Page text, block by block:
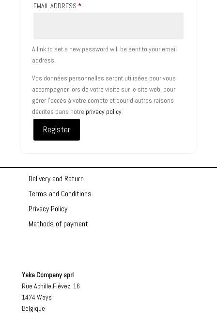
EMAIL ADDRESS *REQUIRED
A link to set a new password will be sent to your email
address.
Vos données personnelles seront utilisées pour vous
accompagner lors de votre visite sur le site web, pour
gérer l'accès à votre compte et pour d'autres raisons
décrites dans notre privacy policy.
Register
Delivery and Return
Terms and Conditions
Privacy Policy
Methods of payment
Yaka Company sprl
Rue Achille Fiévez, 16
1474 Ways
Belgique